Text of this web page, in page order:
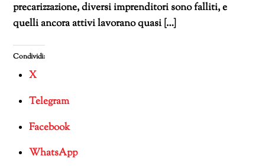
precarizzazione, diversi imprenditori sono falliti, e
quelli ancora attivi lavorano quasi […]
Condividi:
X
Telegram
Facebook
WhatsApp